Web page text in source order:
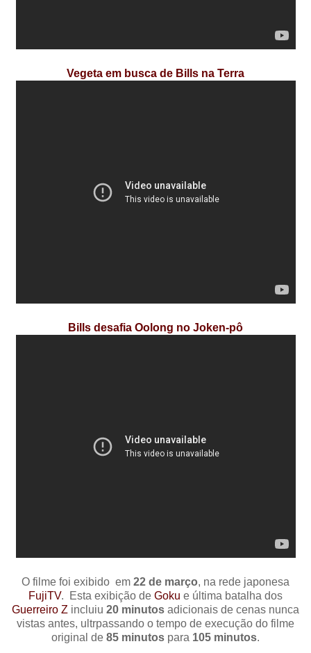
Vegeta em busca de Bills na Terra
Bills desafia Oolong no Joken-pô
O filme foi exibido em 22 de março, na rede japonesa
FujiTV. Esta exibição de Goku e última batalha dos
Guerreiro Z incluiu 20 minutos adicionais de cenas nunca
vistas antes, ultrpassando o tempo de execução do filme
original de 85 minutos para 105 minutos.